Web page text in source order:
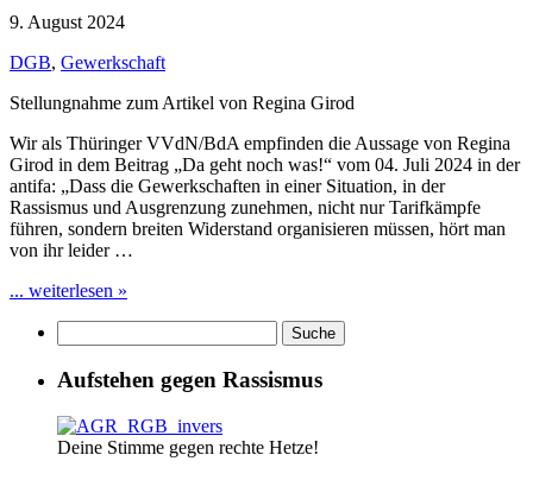
9. August 2024
DGB, Gewerkschaft
Stellungnahme zum Artikel von Regina Girod
Wir als Thüringer VVdN/BdA empfinden die Aussage von Regina
Girod in dem Beitrag „Da geht noch was!“ vom 04. Juli 2024 in der
antifa: „Dass die Gewerkschaften in einer Situation, in der
Rassismus und Ausgrenzung zunehmen, nicht nur Tarifkämpfe
führen, sondern breiten Widerstand organisieren müssen, hört man
von ihr leider …
... weiterlesen »
Aufstehen gegen Rassismus
Deine Stimme gegen rechte Hetze!